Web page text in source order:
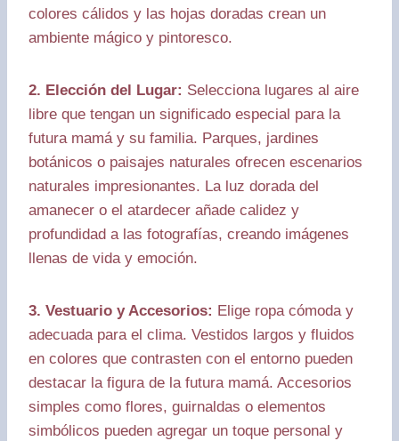
colores cálidos y las hojas doradas crean un
ambiente mágico y pintoresco.
2. Elección del Lugar: Selecciona lugares al aire
libre que tengan un significado especial para la
futura mamá y su familia. Parques, jardines
botánicos o paisajes naturales ofrecen escenarios
naturales impresionantes. La luz dorada del
amanecer o el atardecer añade calidez y
profundidad a las fotografías, creando imágenes
llenas de vida y emoción.
3. Vestuario y Accesorios: Elige ropa cómoda y
adecuada para el clima. Vestidos largos y fluidos
en colores que contrasten con el entorno pueden
destacar la figura de la futura mamá. Accesorios
simples como flores, guirnaldas o elementos
simbólicos pueden agregar un toque personal y